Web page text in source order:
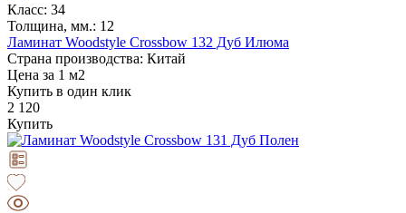
Класс: 34
Толщина, мм.: 12
Ламинат Woodstyle Crossbow 132 Дуб Илюма
Страна производства: Китай
Цена за 1 м2
Купить в один клик
2 120
Купить